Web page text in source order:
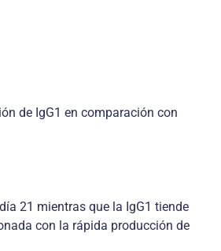
de IgG1 en comparación con
21 mientras que la IgG1 tiende
con la rápida producción de